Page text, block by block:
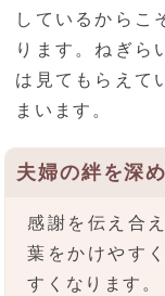
しているからこ
ります。ねぎら
は見てもらえて
まいます。
夫婦の絆を深
感謝を伝え合
葉をかけやす
すくなります。